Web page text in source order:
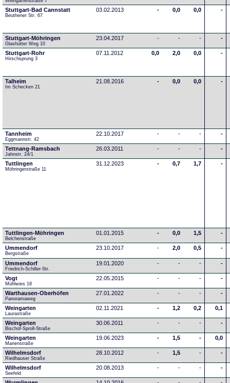
Stuttgart-Bad Cannstatt
Beuthener Str. 67
03.02.2013 - 0,0 0,0 -
Stuttgart-Möhringen
Glashütter Weg 10
23.04.2017 - - - -
Stuttgart-Rohr
Hirschsprung 3
07.11.2012 0,0 2,0 0,0 -
Talheim
Im Schecken 21
21.08.2016 - 0,0 0,0 -
Tannheim
Eggmannstr. 42
22.10.2017 - - - -
Tettnang-Ramsbach
Jahnstr. 24/1
26.03.2011 - - - -
Tuttlingen
Möhringerstraße 11
31.12.2023 - 0,7 1,7 -
Tuttlingen-Möhringen
Belchenstraße
01.01.2015 - 0,0 1,5 -
Ummendorf
Bergstraße
23.10.2017 - 2,0 0,5 -
Ummendorf
Friedrich-Schiller-Str.
19.01.2020 - - - -
Vogt
Mühlwies 18
22.05.2015 - - - -
Warthausen-Oberhöfen
Panoramaweg
27.01.2022 - - - -
Weingarten
Laurastraße
02.11.2021 - 1,2 0,2 0,1
Weingarten
Bischof-Sproll-Straße
30.06.2011 - - - -
Weingarten
Marienstraße
19.06.2023 - 1,5 - 0,0
Wilhelmsdorf
Riedhauser Straße
28.10.2012 - 1,5 - -
Wilhelmsdorf
Seefeld
20.08.2013 - - - -